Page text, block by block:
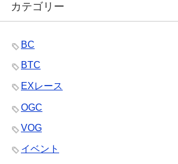
カテゴリー
BC
BTC
EXレース
OGC
VOG
イベント